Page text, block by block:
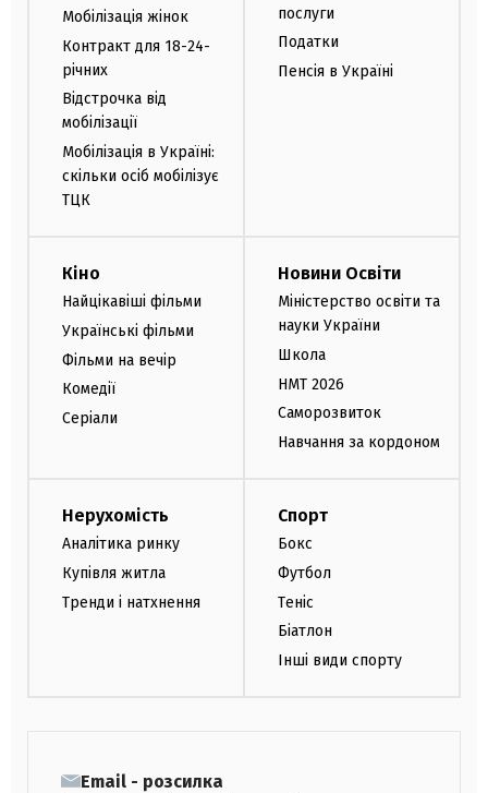
Мобілізація жінок
Контракт для 18-24-
річних
Відстрочка від
мобілізації
Мобілізація в Україні:
скільки осіб мобілізує
ТЦК
послуги
Податки
Пенсія в Україні
Кіно
Найцікавіші фільми
Українські фільми
Фільми на вечір
Комедії
Серіали
Новини Освіти
Міністерство освіти та
науки України
Школа
НМТ 2026
Саморозвиток
Навчання за кордоном
Нерухомість
Аналітика ринку
Купівля житла
Тренди і натхнення
Спорт
Бокс
Футбол
Теніс
Біатлон
Інші види спорту
Email - розсилка